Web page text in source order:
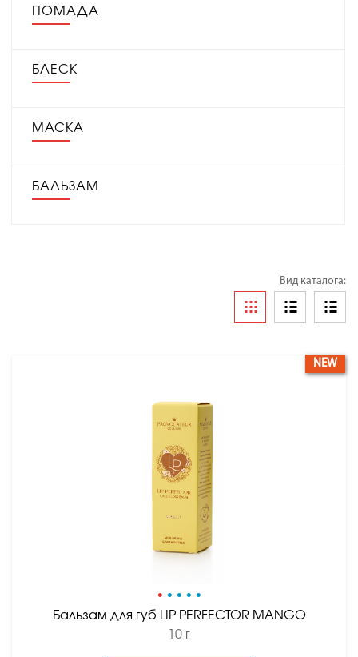
ПОМАДА
БЛЕСК
МАСКА
БАЛЬЗАМ
Вид каталога:
• • • • •
Бальзам для губ LIP PERFECTOR MANGO
10 г
NEW